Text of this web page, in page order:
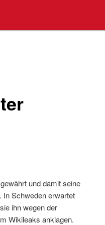
und damit seine
In Schweden erwartet
ihn wegen der
Wikileaks anklagen.